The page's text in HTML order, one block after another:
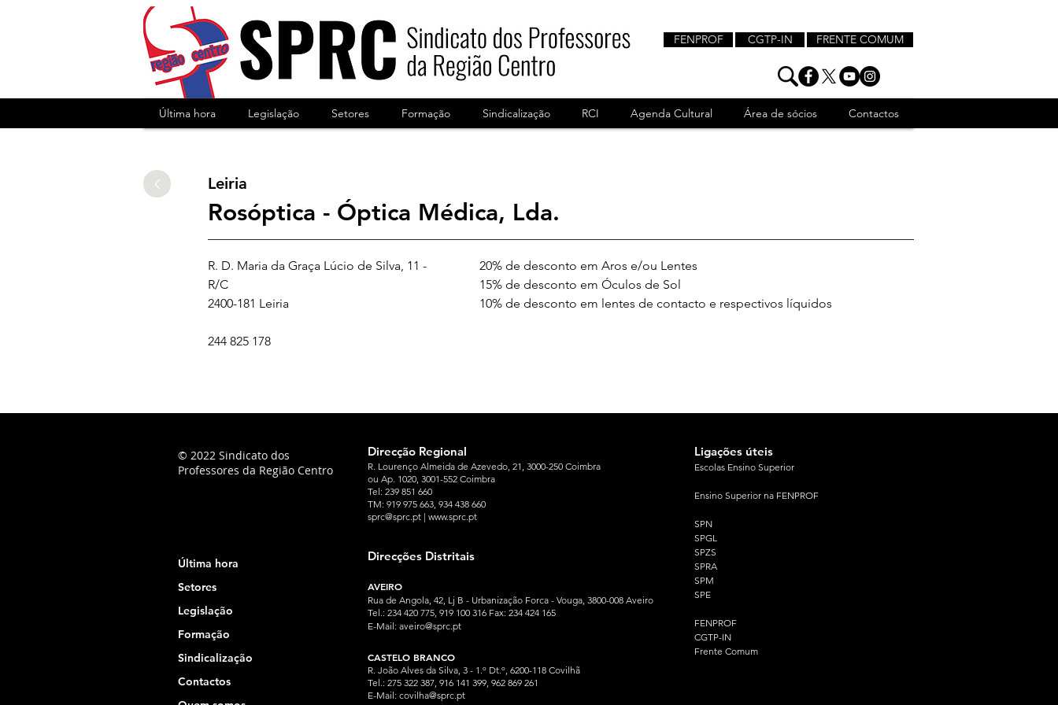
FENPROF CGTP-IN FRENTE COMUM
Última hora Legislação Setores Formação Sindicalização RCI Agenda Cultural Área de sócios Contactos
Leiria
Rosóptica - Óptica Médica, Lda.
R. D. Maria da Graça Lúcio de Silva, 11 -
R/C
2400-181 Leiria
244 825 178
20% de desconto em Aros e/ou Lentes
15% de desconto em Óculos de Sol
10% de desconto em lentes de contacto e respectivos líquidos
© 2022 Sindicato dos
Professores da Região Centro
Direcção Regional
R. Lourenço Almeida de Azevedo, 21, 3000-250 Coimbra
ou Ap. 1020, 3001-552 Coimbra
Tel: 239 851 660
TM: 919 975 663, 934 438 660
sprc@sprc.pt | www.sprc.pt
Última hora
Setores
Legislação
Formação
Sindicalização
Contactos
Direcções Distritais
AVEIRO
Rua de Angola, 42, Lj B - Urbanização Forca - Vouga, 3800-008 Aveiro
Tel.: 234 420 775, 919 100 316 Fax: 234 424 165
E-Mail: aveiro@sprc.pt
CASTELO BRANCO
R. João Alves da Silva, 3 - 1.º Dt.º, 6200-118 Covilhã
Tel.: 275 322 387, 916 141 399, 962 869 261
E-Mail: covilha@sprc.pt
Ligações úteis
Escolas Ensino Superior
Ensino Superior na FENPROF
SPN
SPGL
SPZS
SPRA
SPM
SPE
FENPROF
CGTP-IN
Frente Comum